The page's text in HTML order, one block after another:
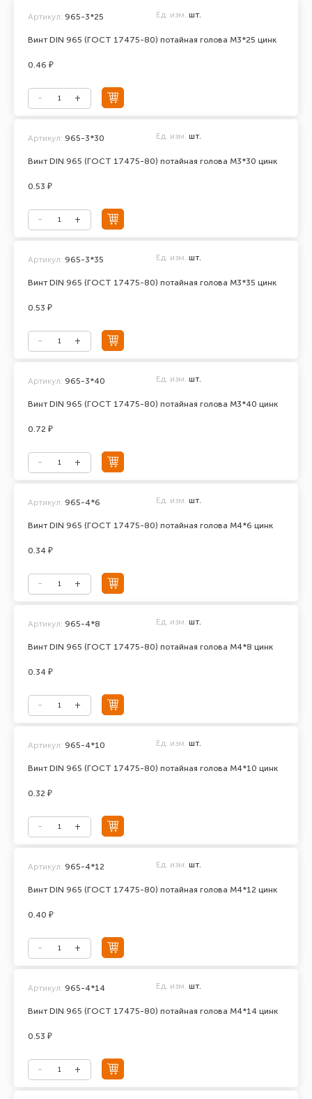
Винт DIN 965 (ГОСТ 17475-80) потайная голова М3*25 цинк
Артикул: 965-3*25 Ед. изм. шт.
0.46 ₽
Винт DIN 965 (ГОСТ 17475-80) потайная голова М3*30 цинк
Артикул: 965-3*30 Ед. изм. шт.
0.53 ₽
Винт DIN 965 (ГОСТ 17475-80) потайная голова М3*35 цинк
Артикул: 965-3*35 Ед. изм. шт.
0.53 ₽
Винт DIN 965 (ГОСТ 17475-80) потайная голова М3*40 цинк
Артикул: 965-3*40 Ед. изм. шт.
0.72 ₽
Винт DIN 965 (ГОСТ 17475-80) потайная голова М4*6 цинк
Артикул: 965-4*6 Ед. изм. шт.
0.34 ₽
Винт DIN 965 (ГОСТ 17475-80) потайная голова М4*8 цинк
Артикул: 965-4*8 Ед. изм. шт.
0.34 ₽
Винт DIN 965 (ГОСТ 17475-80) потайная голова М4*10 цинк
Артикул: 965-4*10 Ед. изм. шт.
0.32 ₽
Винт DIN 965 (ГОСТ 17475-80) потайная голова М4*12 цинк
Артикул: 965-4*12 Ед. изм. шт.
0.40 ₽
Винт DIN 965 (ГОСТ 17475-80) потайная голова М4*14 цинк
Артикул: 965-4*14 Ед. изм. шт.
0.53 ₽